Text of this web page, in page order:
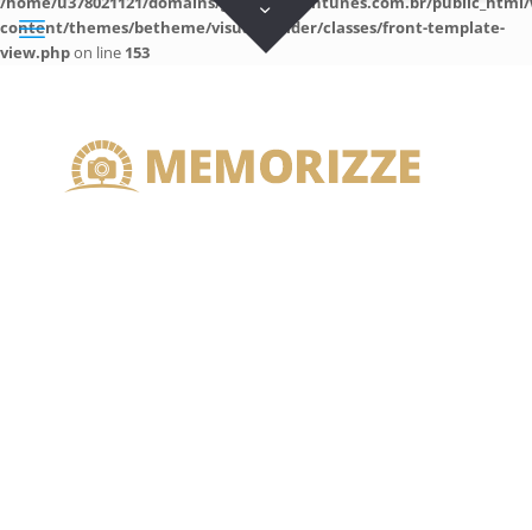
content/themes/betheme/visual-builder/classes/front-template-
view.phpon line 153